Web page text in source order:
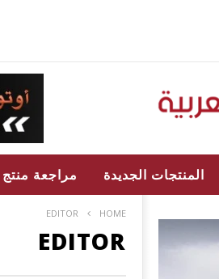
المنتجات الجديدة مراجعة منتج
HOME
EDITOR
EDITOR